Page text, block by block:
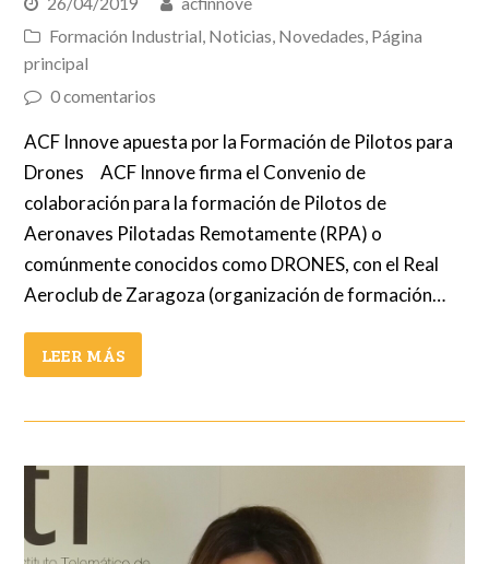
Formación Industrial, Noticias, Novedades, Página
principal
0 comentarios
ACF Innove apuesta por la Formación de Pilotos para
Drones ACF Innove firma el Convenio de
colaboración para la formación de Pilotos de
Aeronaves Pilotadas Remotamente (RPA) o
comúnmente conocidos como DRONES, con el Real
Aeroclub de Zaragoza (organización de formación…
LEER MÁS